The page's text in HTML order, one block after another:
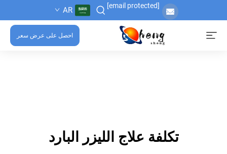
[email protected]
AR
احصل على عرض سعر
تكلفة علاج الليزر البارد